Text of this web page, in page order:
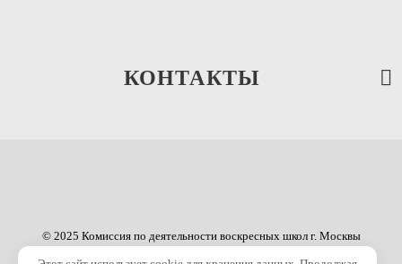
КОНТАКТЫ
© 2025 Комиссия по деятельности воскресных школ г. Москвы